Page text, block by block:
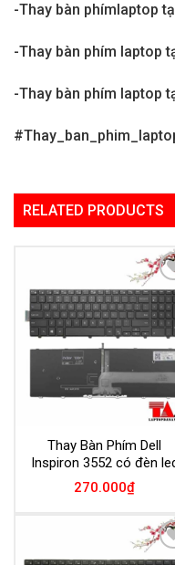
-Thay bàn phímlaptop
-Thay bàn phím laptop
-Thay bàn phím laptop
RELATED PRODUCTS
Add
Thay Bàn Phím Dell
Inspiron 3552 có đèn
270.000₫
Add